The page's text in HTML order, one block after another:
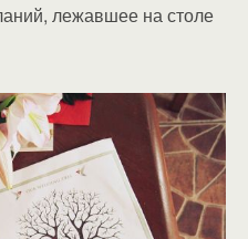
лежавшее на столе